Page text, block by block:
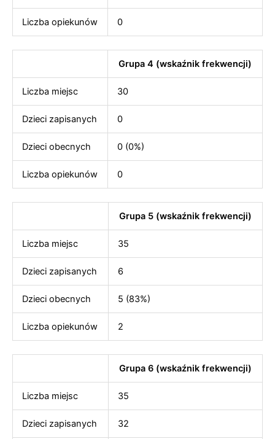
Liczba opiekunów 0
Grupa 4 (wskaźnik frekwencji)
Liczba miejsc 30
Dzieci zapisanych 0
Dzieci obecnych 0 (0%)
Liczba opiekunów 0
Grupa 5 (wskaźnik frekwencji)
Liczba miejsc 35
Dzieci zapisanych 6
Dzieci obecnych 5 (83%)
Liczba opiekunów 2
Grupa 6 (wskaźnik frekwencji)
Liczba miejsc 35
Dzieci zapisanych 32